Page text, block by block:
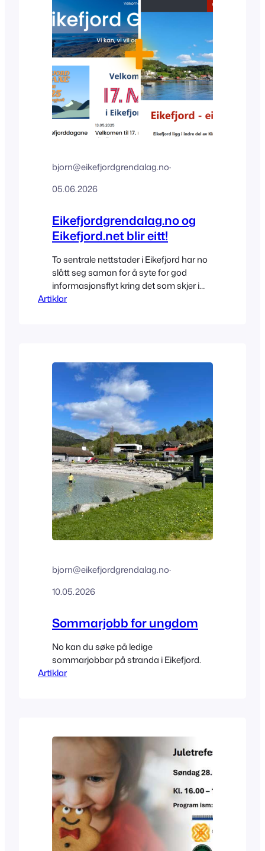
bjorn@eikefjordgrendalag.no·
05.06.2026
Eikefjordgrendalag.no og
Eikefjord.net blir eitt!
To sentrale nettstader i Eikefjord har no
slått seg saman for å syte for god
informasjonsflyt kring det som skjer i
bygda vår.
Artiklar
bjorn@eikefjordgrendalag.no·
10.05.2026
Sommarjobb for ungdom
No kan du søke på ledige
sommarjobbar på stranda i Eikefjord.
Artiklar